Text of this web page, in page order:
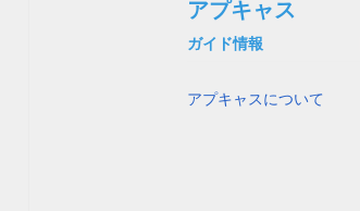
アプキャス
ガイド情報
アプキャスについて